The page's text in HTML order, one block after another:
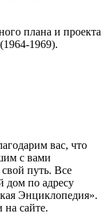
плана и проекта
1969).
вас, что
с вами
путь. Все
дом по адресу
Энциклопедия».
сайте.